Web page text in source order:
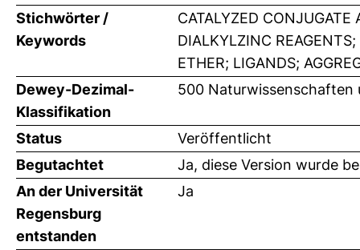
Stichwörter /
Keywords
CATALYZED
DIALKYLZINC
ETHER; LIGANDS;
Dewey-Dezimal-
Klassifikation
500 Naturwissenschaften
Status
Veröffentlicht
Begutachtet
Ja, diese Version wurde
An der Universität
Regensburg
entstanden
Ja